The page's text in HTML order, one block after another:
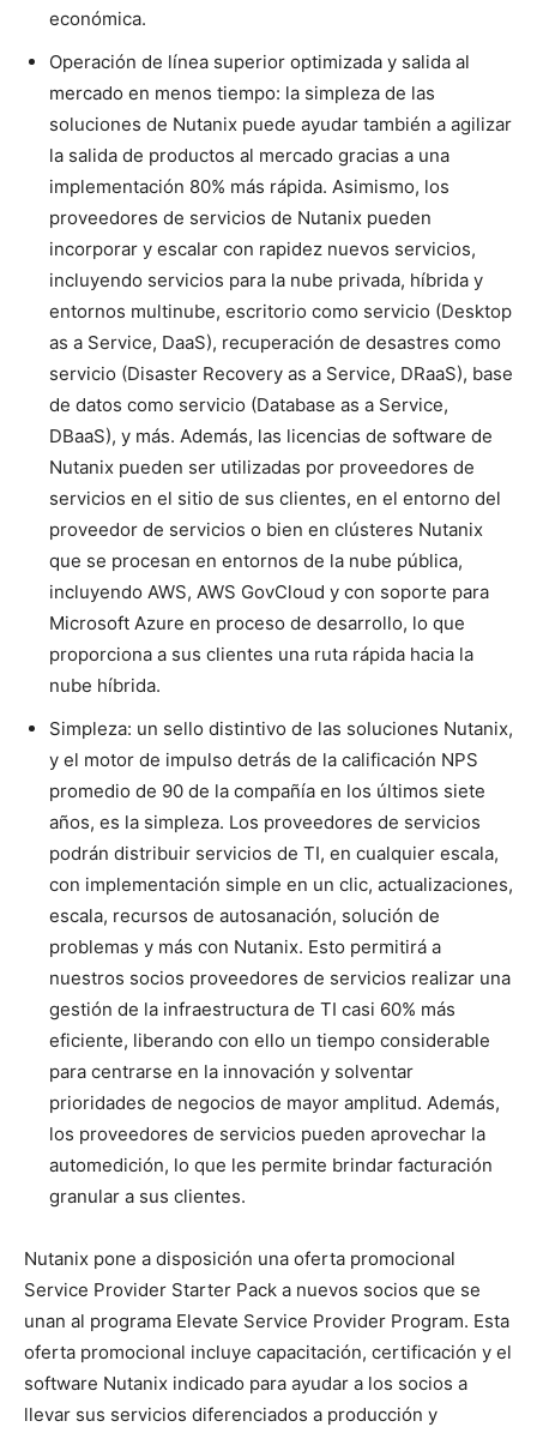
económica.
Operación de línea superior optimizada y salida al
mercado en menos tiempo: la simpleza de las
soluciones de Nutanix puede ayudar también a agilizar
la salida de productos al mercado gracias a una
implementación 80% más rápida. Asimismo, los
proveedores de servicios de Nutanix pueden
incorporar y escalar con rapidez nuevos servicios,
incluyendo servicios para la nube privada, híbrida y
entornos multinube, escritorio como servicio (Desktop
as a Service, DaaS), recuperación de desastres como
servicio (Disaster Recovery as a Service, DRaaS), base
de datos como servicio (Database as a Service,
DBaaS), y más. Además, las licencias de software de
Nutanix pueden ser utilizadas por proveedores de
servicios en el sitio de sus clientes, en el entorno del
proveedor de servicios o bien en clústeres Nutanix
que se procesan en entornos de la nube pública,
incluyendo AWS, AWS GovCloud y con soporte para
Microsoft Azure en proceso de desarrollo, lo que
proporciona a sus clientes una ruta rápida hacia la
nube híbrida.
Simpleza: un sello distintivo de las soluciones Nutanix,
y el motor de impulso detrás de la calificación NPS
promedio de 90 de la compañía en los últimos siete
años, es la simpleza. Los proveedores de servicios
podrán distribuir servicios de TI, en cualquier escala,
con implementación simple en un clic, actualizaciones,
escala, recursos de autosanación, solución de
problemas y más con Nutanix. Esto permitirá a
nuestros socios proveedores de servicios realizar una
gestión de la infraestructura de TI casi 60% más
eficiente, liberando con ello un tiempo considerable
para centrarse en la innovación y solventar
prioridades de negocios de mayor amplitud. Además,
los proveedores de servicios pueden aprovechar la
automedición, lo que les permite brindar facturación
granular a sus clientes.
Nutanix pone a disposición una oferta promocional
Service Provider Starter Pack a nuevos socios que se
unan al programa Elevate Service Provider Program. Esta
oferta promocional incluye capacitación, certificación y el
software Nutanix indicado para ayudar a los socios a
llevar sus servicios diferenciados a producción y